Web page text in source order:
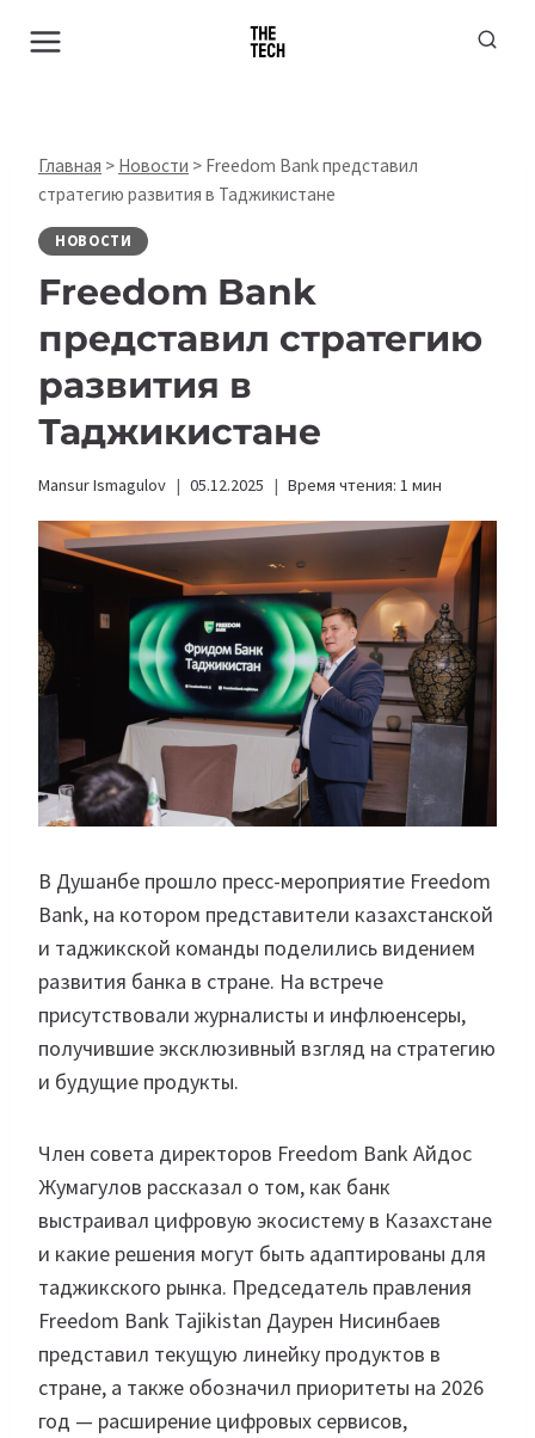
Главная > Новости > Freedom Bank представил
стратегию развития в Таджикистане
НОВОСТИ
Freedom Bank
представил стратегию
развития в
Таджикистане
Mansur Ismagulov 05.12.2025 Время чтения: 1 мин
В Душанбе прошло пресс-мероприятие Freedom
Bank, на котором представители казахстанской
и таджикской команды поделились видением
развития банка в стране. На встрече
присутствовали журналисты и инфлюенсеры,
получившие эксклюзивный взгляд на стратегию
и будущие продукты.
Член совета директоров Freedom Bank Айдос
Жумагулов рассказал о том, как банк
выстраивал цифровую экосистему в Казахстане
и какие решения могут быть адаптированы для
таджикского рынка. Председатель правления
Freedom Bank Tajikistan Даурен Нисинбаев
представил текущую линейку продуктов в
стране, а также обозначил приоритеты на 2026
год — расширение цифровых сервисов,